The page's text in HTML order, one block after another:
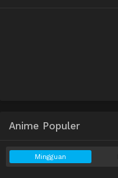
Anime Populer
Mingguan